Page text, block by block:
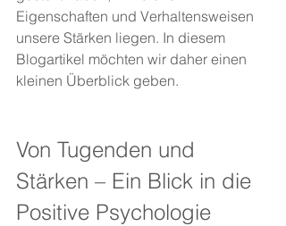
Eigenschaften und Verhaltensweisen
unsere Stärken liegen. In diesem
Blogartikel möchten wir daher einen
kleinen Überblick geben.
Von Tugenden und
Stärken – Ein Blick in die
Positive Psychologie